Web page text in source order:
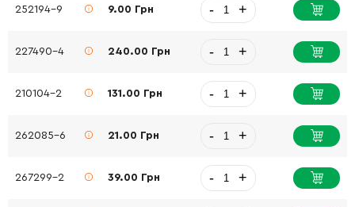
252194-9 9.00 Грн - +
227490-4 240.00 Грн - +
210104-2 131.00 Грн - +
262085-6 21.00 Грн - +
267299-2 39.00 Грн - +